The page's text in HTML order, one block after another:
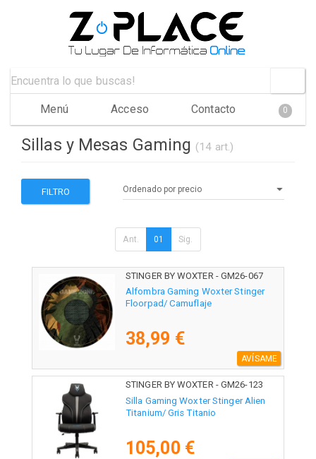
Menú Acceso Contacto 0
Sillas y Mesas Gaming (14 art.)
FILTRO
Ant. 01 Sig.
STINGER BY WOXTER - GM26-067
Alfombra Gaming Woxter Stinger
Floorpad/ Camuflaje
38,99 €
AVÍSAME
STINGER BY WOXTER - GM26-123
Silla Gaming Woxter Stinger Alien
Titanium/ Gris Titanio
105,00 €